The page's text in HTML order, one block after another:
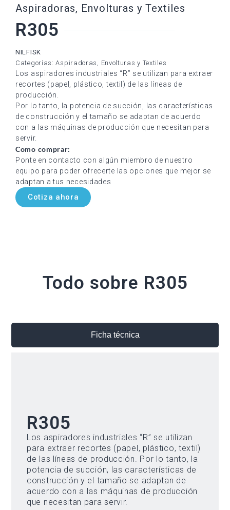
Aspiradoras, Envolturas y Textiles
R305
NILFISK
Categorías:Aspiradoras , Envolturas y Textiles
Los aspiradores industriales “R” se utilizan para extraer
recortes (papel, plástico, textil) de las líneas de
producción.
Por lo tanto, la potencia de succión, las características
de construcción y el tamaño se adaptan de acuerdo
con a las máquinas de producción que necesitan para
servir.
Como comprar:
Ponte en contacto con algún miembro de nuestro
equipo para poder ofrecerte las opciones que mejor se
adaptan a tus necesidades
Cotiza ahora
Todo sobre R305
Ficha técnica
R305
Los aspiradores industriales “R” se utilizan
para extraer recortes (papel, plástico, textil)
de las líneas de producción. Por lo tanto, la
potencia de succión, las características de
construcción y el tamaño se adaptan de
acuerdo con a las máquinas de producción
que necesitan para servir.